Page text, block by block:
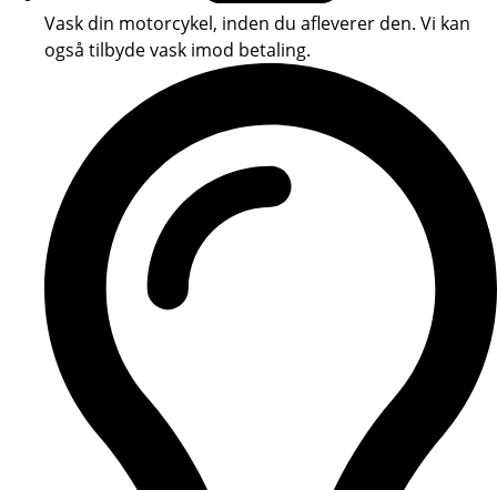
Vask din motorcykel, inden du afleverer den. Vi kan
også tilbyde vask imod betaling.